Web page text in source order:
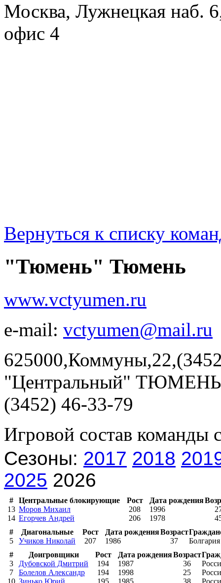
Москва, Лужнецкая наб.
офис 4
Вернуться к списку
"Тюмень" Тюмень
www.vctyumen.ru
e-mail: vctyumen@mail.ru
"Центральный" ТЮМЕНЬ,
(3452) 46-33-79
Игровой состав команды
Сезоны: 2017 2018
2025 2026
# Центральные блокирующие Рост Дата рождения
13 Моров Михаил 208 1996
14 Егорчев Андрей 206 1978
#
Диагональные Рост Дата рожденияВозраст
5
Учиков Николай 207 1986 37
Болгария
#
Доигровщики Рост Дата рожденияВозраст
3
Дубовской Дмитрий 194 1987 36
7
Болелов Александр 194 1998 25
10 Зинько Юрий 195 1985 38